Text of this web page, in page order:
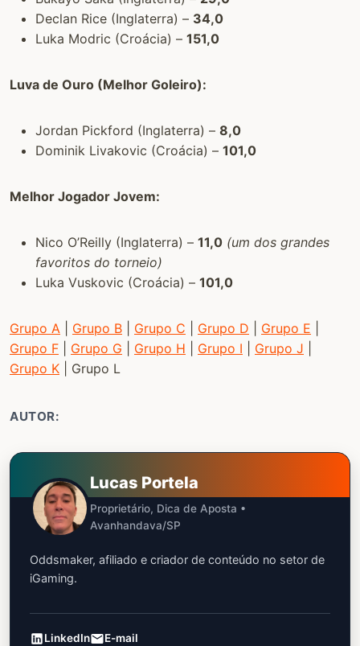
Declan Rice (Inglaterra) – 34,0
Luka Modric (Croácia) – 151,0
Luva de Ouro (Melhor Goleiro):
Jordan Pickford (Inglaterra) – 8,0
Dominik Livakovic (Croácia) – 101,0
Melhor Jogador Jovem:
Nico O’Reilly (Inglaterra) – 11,0 (um dos grandes
favoritos do torneio)
Luka Vuskovic (Croácia) – 101,0
Grupo A Grupo B Grupo C Grupo D Grupo E
Grupo F
Grupo G Grupo H Grupo I Grupo J
Grupo K | Grupo L
AUTOR:
Lucas Portela
Proprietário, Dica de Aposta •
Avanhandava/SP
Oddsmaker, afiliado e criador de conteúdo no setor de
iGaming.
LinkedIn E-mail